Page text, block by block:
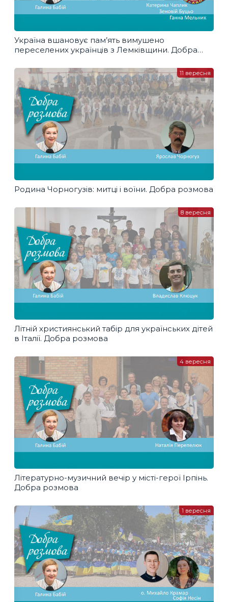
Україна вшановує пам’ять вимушено
переселених українців з Лемківщини. Добра
Родина Чорногузів: митці і воїни. Добра розмова
11 вересня
Літній християнський табір для українських дітей
в Італії. Добра розмова
8 вересня
Літературно-музичний вечір у місті-герої Ірпінь.
Добра розмова
4 вересня
1 вересня